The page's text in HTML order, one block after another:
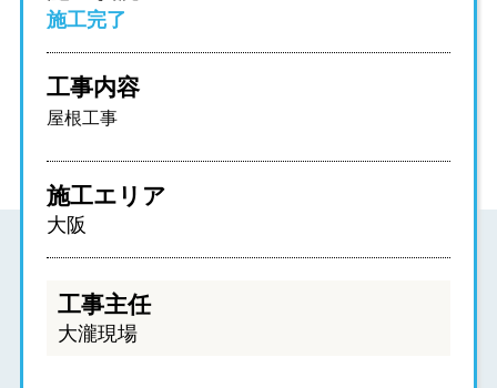
施工完了
工事内容
屋根工事
施工エリア
大阪
工事主任
大瀧現場